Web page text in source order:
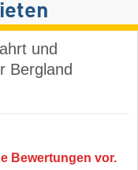
und
Bergland
Bewertungen vor.